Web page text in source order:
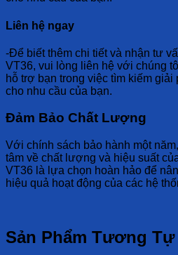
Liên hệ ngay
-Để biết thêm chi tiết và nhận tư
VT36, vui lòng liên hệ với chúng
hỗ trợ bạn trong việc tìm kiếm
cho nhu cầu của bạn.
Đảm Bảo Chất Lượng
Với chính sách bảo hành một
tâm về chất lượng và hiệu suất
VT36 là lựa chọn hoàn hảo để
hiệu quả hoạt động của các hệ
Sản Phẩm Tương Tự